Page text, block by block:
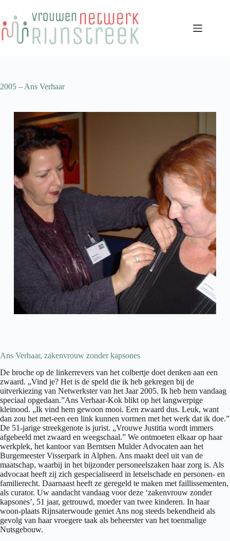
de
inhoud
2005 – Ans Verhaar
Ans Verhaar, zakenvrouw zonder kapsones
De broche op de linkerrevers van het colbertje doet denken aan een
zwaard. „Vind je? Het is de speld die ik heb gekregen bij de
uitverkiezing van Netwerkster van het Jaar 2005. Ik heb hem vandaag
speciaal opgedaan.”Ans Verhaar-Kok blikt op het langwerpige
kleinood. „Ik vind hem gewoon mooi. Een zwaard dus. Leuk, want
dan zou het met-een een link kunnen vormen met het werk dat ik doe.”
De 51-jarige streekgenote is jurist. „Vrouwe Justitia wordt immers
afgebeeld met zwaard en weegschaal.” We ontmoeten elkaar op haar
werkplek, het kantoor van Berntsen Mulder Advocaten aan het
Burgemeester Visserpark in Alphen. Ans maakt deel uit van de
maatschap, waarbij in het bijzonder personeelszaken haar zorg is. Als
advocaat heeft zij zich gespecialiseerd in letselschade en personen- en
familierecht. Daarnaast heeft ze geregeld te maken met faillissementen,
als curator. Uw aandacht vandaag voor deze ‘zakenvrouw zonder
kapsones’, 51 jaar, getrouwd, moeder van twee kinderen. In haar
woon-plaats Rijnsaterwoude geniet Ans nog steeds bekendheid als
gevolg van haar vroegere taak als beheerster van het toenmalige
Nutsgebouw.